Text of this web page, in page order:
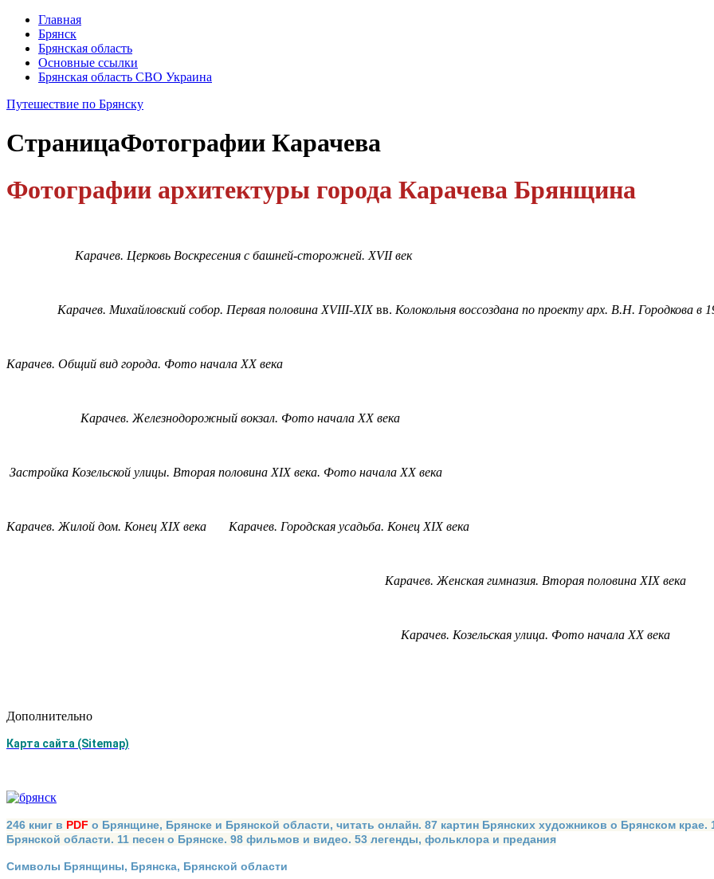
Главная
Брянск
Брянская область
Основные ссылки
Брянская область СВО Украина
Путешествие по Брянску
СтраницаФотографии Карачева
Фотографии архитектуры города Карачева Брянщина
Карачев. Церковь Воскресения с башней-сторожней. XVIIвек
Карачев. Михайловский собор. Первая половина XVIII-XIXвв. Колокольня воссоздана по проекту арх. В.Н. Городкова в
Карачев. Общий вид города. Фото начала XX века
Карачев. Железнодорожный вокзал. Фото начала XX века
Застройка Козельской улицы. Вторая половина XIX века. Фото начала XXвека
Карачев. Жилой дом. Конец XIX века Карачев. Городская усадьба. Конец XIX века
Карачев. Женская гимназия. Вторая половина XIX века
Карачев. Козельская улица. Фото начала XX века
Дополнительно
Карта сайта (Sitemap)
246 книг в PDF о Брянщине, Брянске и Брянской области, читать онлайн. 87 картин Брянских художников о Брянском
Брянской области. 11 песен о Брянске. 98 фильмов и видео. 53 легенды, фольклора и предания
Символы Брянщины, Брянска, Брянской области